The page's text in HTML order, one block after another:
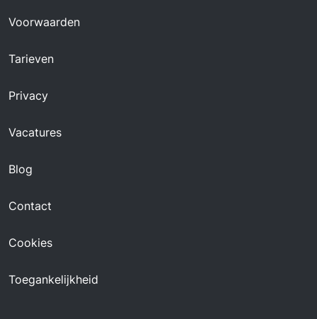
Voorwaarden
Tarieven
Privacy
Vacatures
Blog
Contact
Cookies
Toegankelijkheid